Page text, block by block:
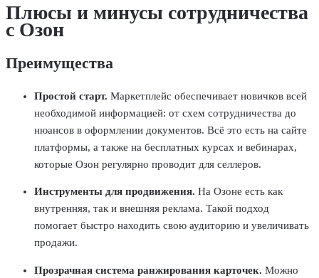
Плюсы и минусы сотрудничества
с Озон
Преимущества
Простой старт. Маркетплейс обеспечивает новичков всей
необходимой информацией: от схем сотрудничества до
нюансов в оформлении документов. Всё это есть на сайте
платформы, а также на бесплатных курсах и вебинарах,
которые Озон регулярно проводит для селлеров.
Инструменты для продвижения. На Озоне есть как
внутренняя, так и внешняя реклама. Такой подход
помогает быстро находить свою аудиторию и увеличивать
продажи.
Прозрачная система ранжирования карточек. Можно